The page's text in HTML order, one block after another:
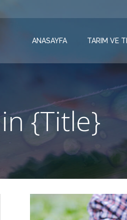
ANASAYFA TARIM VE
{Title}